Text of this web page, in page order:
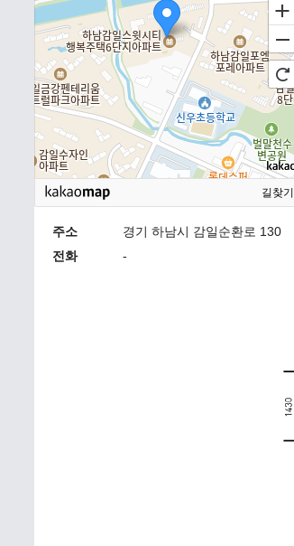
길찾기
주소
경기 하남시 감일순환로 130
전화
-